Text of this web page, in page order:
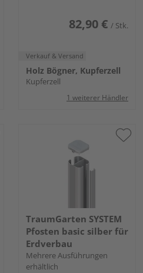
82,90 € / Stk.
Verkauf & Versand
Holz Bögner, Kupferzell
Kupferzell
1 weiterer Händler
TraumGarten SYSTEM
Pfosten basic silber für
Erdverbau
Mehrere Ausführungen
erhältlich